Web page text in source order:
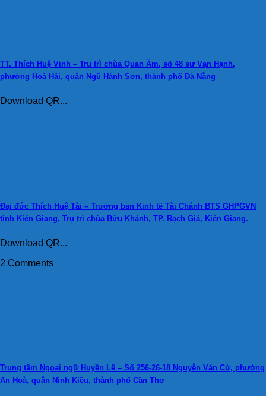
TT. Thích Huệ Vinh – Trụ trì chùa Quan Âm, số 48 sư Vạn Hạnh,
phường Hoà Hải, quận Ngũ Hành Sơn, thành phố Đà Nẵng
Download QR...
Đại đức Thích Huệ Tài – Trưởng ban Kinh tế Tài Chánh BTS GHPGVN
tỉnh Kiên Giang, Trụ trì chùa Bửu Khánh, TP. Rạch Giá, Kiên Giang.
Download QR...
2 Comments
Trung tâm Ngoại ngữ Huyền Lê – Số 256-26-18 Nguyễn Văn Cừ, phường
An Hoà, quận Ninh Kiều, thành phố Cần Thơ